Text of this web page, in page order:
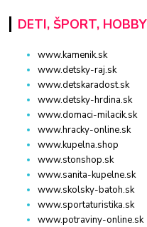
DETI, ŠPORT, HOBBY
www.kamenik.sk
www.detsky-raj.sk
www.detskaradost.sk
www.detsky-hrdina.sk
www.domaci-milacik.sk
www.hracky-online.sk
www.kupelna.shop
www.stonshop.sk
www.sanita-kupelne.sk
www.skolsky-batoh.sk
www.sportaturistika.sk
www.potraviny-online.sk